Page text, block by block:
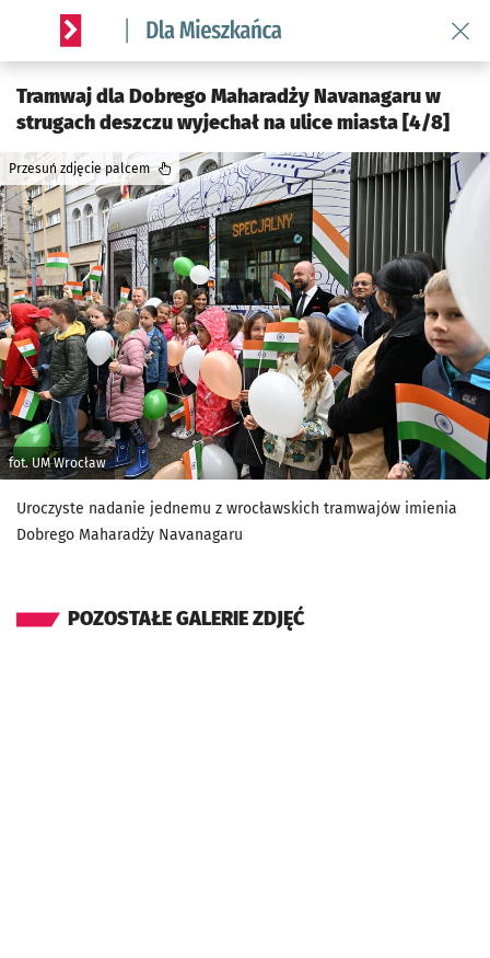
Serwis informacyjny wroclaw.pl podserwis: Dla mieszkańca
Tramwaj dla Dobrego Maharadży Navanagaru w
strugach deszczu wyjechał na ulice miasta [4/8]
fot. UM Wrocław
Przesuń zdjęcie palcem
Uroczyste nadanie jednemu z wrocławskich tramwajów imienia
Dobrego Maharadży Navanagaru
POZOSTAŁE GALERIE ZDJĘĆ